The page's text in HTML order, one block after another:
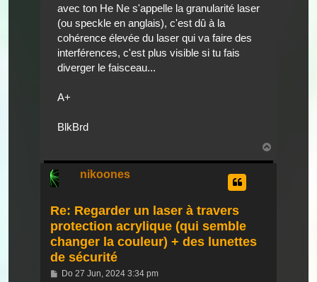
avec ton He Ne s'appelle la granularité laser
(ou speckle en anglais), c'est dû à la
cohérence élevée du laser qui va faire des
interférences, c'est plus visible si tu fais
diverger le faisceau...
A+
BlkBrd
nikoones
Re: Regarder un laser à travers
protection acrylique (qui semble
changer la couleur) + des lunettes
de sécurité
Beitrag
Do 27 Jun, 2024 3:34 pm